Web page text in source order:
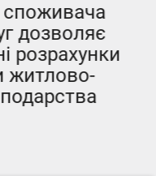
дозволяє
розрахунки